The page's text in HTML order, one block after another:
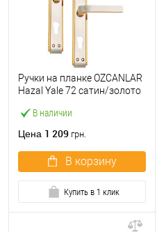
В наличии
Ручки на планке OZCANLAR
Hazal Yale 72 сатин/золото
Цена 1 209 грн.
В корзину
Купить в 1 клик